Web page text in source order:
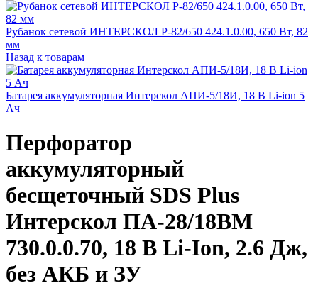
Рубанок сетевой ИНТЕРСКОЛ Р-82/650 424.1.0.00, 650 Вт, 82
мм
Назад к товарам
Батарея аккумуляторная Интерскол АПИ-5/18И, 18 В Li-ion 5
Ач
Перфоратор
аккумуляторный
бесщеточный SDS Plus
Интерскол ПА-28/18ВM
730.0.0.70, 18 В Li-Ion, 2.6 Дж,
без АКБ и ЗУ